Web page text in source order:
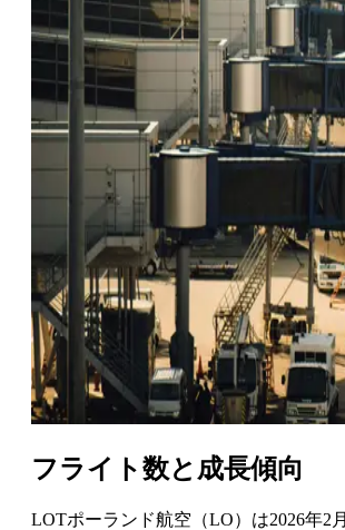
フライト数と成長傾向
LOTポーランド航空（LO）は2026年2